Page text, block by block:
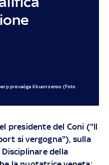
prevaòga il buon senso (Foto
presidente del Coni ("Il
si vergogna"), sulla
della